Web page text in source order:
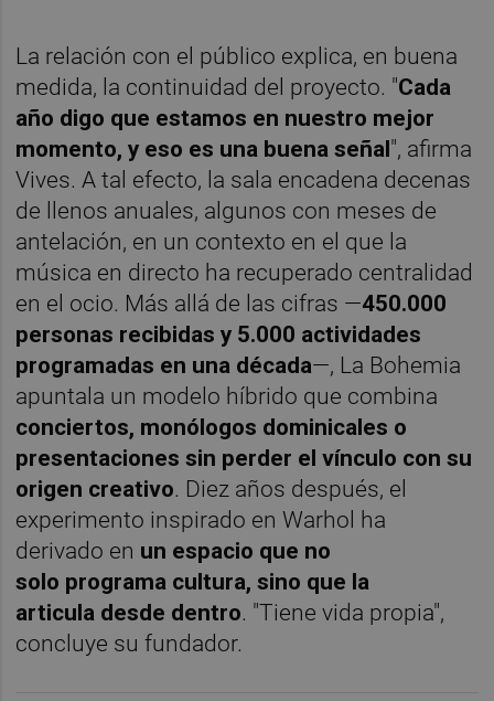
La relación con el público explica, en buena
medida, la continuidad del proyecto. "Cada
año digo que estamos en nuestro mejor
momento, y eso es una buena señal ", afirma
Vives. A tal efecto, la sala encadena decenas
de llenos anuales, algunos con meses de
antelación, en un contexto en el que la
música en directo ha recuperado centralidad
en el ocio. Más allá de las cifras —450.000
personas recibidas y 5.000 actividades
programadas en una década—, La Bohemia
apuntala un modelo híbrido que combina
conciertos, monólogos dominicales o
presentaciones sin perder el vínculo con su
origen creativo. Diez años después, el
experimento inspirado en Warhol ha
derivado en un espacio que no
solo programa cultura, sino que la
articula desde dentro. "Tiene vida propia",
concluye su fundador.